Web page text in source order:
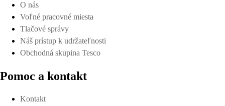
O nás
Voľné pracovné miesta
Tlačové správy
Náš prístup k udržateľnosti
Obchodná skupina Tesco
Pomoc a kontakt
Kontakt